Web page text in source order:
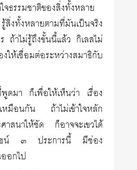
จธรรมชาติของสิ่งทั้งหลาย
งทั้งหลายตามที่มันเป็นจริง
ถ้าไม่รู้ถึงขั้นนี้แล้ว กิเลสไม่
ห้เชื่อมต่อระหว่างสมาธิกับ
มา ก็เพื่อให้เห็นว่า เรื่อง
หมือนกัน ถ้าไม่เข้าใจหลัก
าสนาให้ชัด ก็อาจจะเขวได้
ยชน์ ๓ ประการนี้ มีช่อง
อกไป